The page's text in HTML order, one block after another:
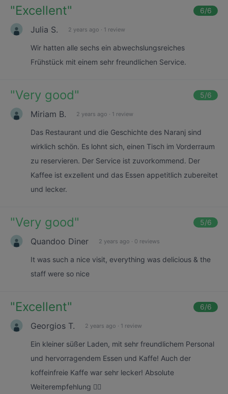
"Excellent" 6/6
Julia S. 2 years ago · 1 review
Wir hatten alle sechs ein abwechslungsreiches
Frühstück mit einem sehr freundlichen Service.
"Very good" 5/6
Miriam B. 2 years ago · 1 review
Das Restaurant und die Geschichte des Naranj sind
wirklich schön. Es lohnt sich, einen Tisch im Vorderraum
zu reservieren. Der Service ist zuvorkommend. Der
Kaffee ist exzellent und das Essen appetitlich zubereitet
und lecker.
"Very good" 5/6
Quandoo Diner 2 years ago · 0 reviews
It was such a nice visit, everything was delicious & the
staff were so nice
"Excellent" 6/6
Georgios T. 2 years ago · 1 review
Ein kleiner süßer Laden, mit sehr freundlichem Personal
und hervorragendem Essen und Kaffe! Auch der
koffeinfreie Kaffe war sehr lecker! Absolute
Weiterempfehlung 👌🏼